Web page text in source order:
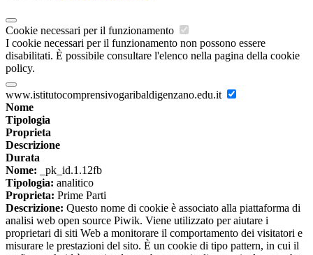
Cookie necessari per il funzionamento
I cookie necessari per il funzionamento non possono essere
disabilitati. È possibile consultare l'elenco nella pagina della cookie
policy.
www.istitutocomprensivogaribaldigenzano.edu.it
Nome
Tipologia
Proprieta
Descrizione
Durata
Nome: _pk_id.1.12fb
Tipologia: analitico
Proprieta: Prime Parti
Descrizione: Questo nome di cookie è associato alla piattaforma di
analisi web open source Piwik. Viene utilizzato per aiutare i
proprietari di siti Web a monitorare il comportamento dei visitatori e
misurare le prestazioni del sito. È un cookie di tipo pattern, in cui il